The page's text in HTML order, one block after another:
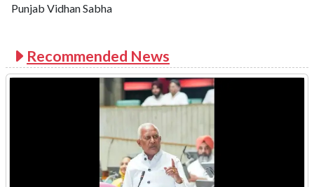
Punjab Vidhan Sabha
Recommended News